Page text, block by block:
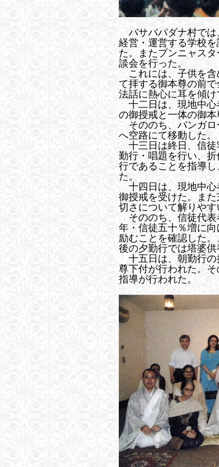
バサバパダナ村では
経営・運営する学校
た。またプンニャス
談会を行った。
これには、子供を含
て拝する御本尊の前
法話に熱心に耳を傾
十二日は、現地中心
の御授戒と一体の御
そののち、バンガロ
へ空路にて移動した。
十三日は終日、信徒
勤行・唱題を行い、
行であることを指導
た。
十四日は、現地中心
御授戒を受けた。ま
切さについて解りや
そののち、信徒代表
年・信徒五十％増に
励むことを確認した
後の夕勤行では塔婆
十五日は、朝勤行の
尊下付が行われた。
指導が行われた。